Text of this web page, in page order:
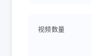
视频数量